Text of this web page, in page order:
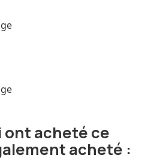
ont acheté ce
acheté :